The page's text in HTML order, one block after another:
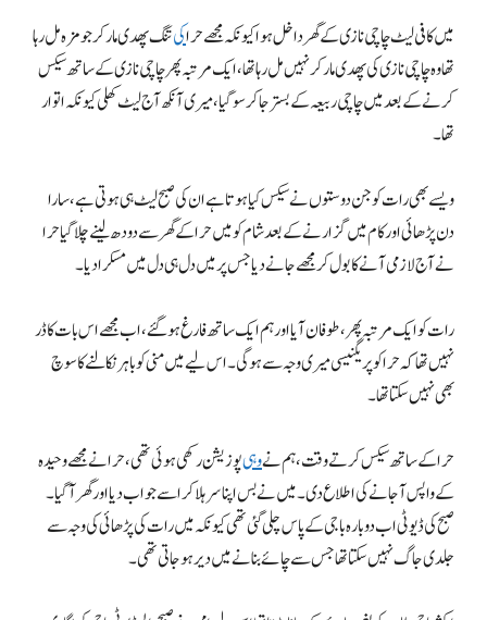
میں کافی لیٹ چاچی نازی کے گھر داخل ہوا کیونکہ مجھے حراکیتنگ پھدی مار کر جو مزہ مل رہا
تھا وہ چاچی نازی کی پھدی مار کر نہیں مل رہا تھا، ایک مرتبہ پھر چاچی نازی کے ساتھ سیکس
کرنے کے بعد میں چاچی ربیعہ کے بستر جا کر سوگیا، میری آنکھ آج لیٹ کھلی کیونکہ اتوار
تھا۔
ویسے بھی رات کو جن دوستوں نے سیکس کیا ہوتا ہے ان کی صبح لیٹ ہی ہوتی ہے، سارا
دن پڑھائی اور کام میں گزارنے کے بعد شام کو میں حرا کے گھر سے دودھ لینے چلا گیا حرا
نے آج لازمی آنے کا بول کر مجھے جانے دیا جس پر میں دل ہی دل میں مسکرا دیا۔
رات کو ایک مرتبہ پھر، طوفان آیا اور ہم ایک ساتھ فارغ ہوگئے، اب مجھے اس بات کا ڈر
نہیں تھا کہ حرا کو پریگنیسی میری وجہ سے ہوگی۔ اس لیے میں منی کو باہر نکالنے کا سوچ
بھی نہیں سکتا تھا۔
حرا کے ساتھ سیکس کرتے وقت، ہم نےوہیپوزیشن رکھی ہوئی تھی، حرا نے مجھے وحیدہ
کے واپس آجانے کی اطلاع دی۔ میں نے بس اپنا سر ہلا کر اسے جواب دیا اور گھر آگیا۔
صبح کی ڈیوٹی اب دوبارہ باجی کے پاس چلی گئی تھی کیونکہ میں رات کی پڑھائی کی وجہ سے
جلدی جاگ نہیں سکتا تھا جس سے چائے بنانے میں دیر ہوجاتی تھی۔